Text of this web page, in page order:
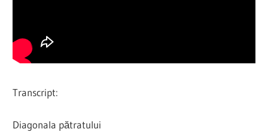
Transcript:
Diagonala pătratului